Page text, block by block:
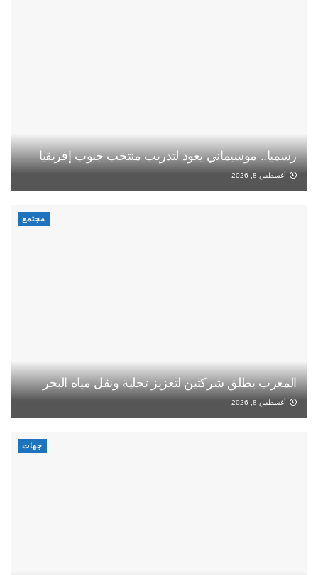
رسميا.. موسيماني يعود لتدريب منتخب جنوب إفريقيا
أغسطس 8, 2026
مجتمع
المغرب يطلق شركتين لتعزيز تحلية ونقل مياه البحر
أغسطس 8, 2026
جهات